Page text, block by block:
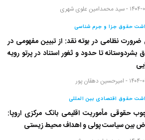
۱۸ - سید محمدامین علوی شهری
حقوق جزا و جرم شناسی
نظامی در بوته نقد: از تبیین مفهومی در
بشردوستانه تا حدود و ثغور استناد در پرتو رویه
۰۴ - امیرحسین دهقان پور
حقوق اقتصادی بین المللی
حقوقی مأموریت اقلیمی بانک مرکزی اروپا:
بین سیاست پولی و اهداف محیط زیستی